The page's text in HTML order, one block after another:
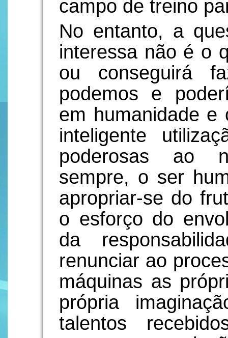
campo de treino
No entanto, a
interessa não é o
ou conseguirá
podemos e
em humanidade e
inteligente
poderosas ao
sempre, o ser
apropriar-se do
o esforço do
da
renunciar ao
máquinas as
própria
talentos